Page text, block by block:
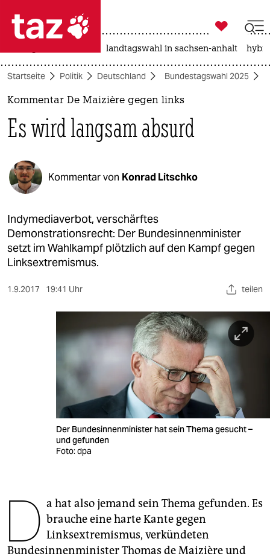
 taz zahl ich
taz zahl ich
politik
öko
gesellschaft
kultur
sport
veranstaltungen
fragen & hilfe
genossenschaft
epaper login

taz zahl ich
landtagswahl in sachsen-anhalt
Startseite Politik Deutschland Bundestagswahl 2025
Kommentar De Maizière gegen links
Es wird langsam absurd
Kommentar von Konrad Litschko
Indymediaverbot, verschärftes
Demonstrationsrecht: Der Bundesinnenminister
setzt im Wahlkampf plötzlich auf den Kampf gegen
Linksextremismus.
1.9.2017 19:41 Uhr teilen
Der Bundesinnenminister hat sein Thema gesucht –
und gefunden
Foto: dpa
D a hat also jemand sein Thema gefunden. Es
brauche eine harte Kante gegen
Linksextremismus, verkündeten
Bundesinnenminister Thomas de Maizière und